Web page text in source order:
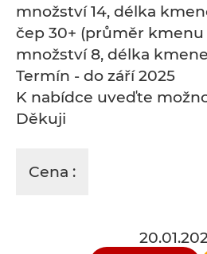
množství 14, délka
čep 30+ (průměr kmenu
množství 8, délka
Termín - do září 2025
K nabídce uveďte
Děkuji
Cena :